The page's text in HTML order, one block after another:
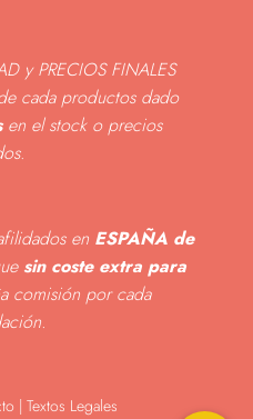
y PRECIOS FINALES
cada productos dado
en el stock o precios
.
en ESPAÑA de
sin coste extra para
comisión por cada
| Textos Legales